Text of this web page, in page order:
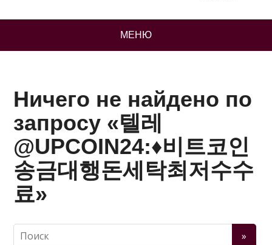
МЕНЮ
Ничего не найдено по
запросу «텔레
@UPCOIN24:♦비트코인
송금대행돈세탁최저수수
료»